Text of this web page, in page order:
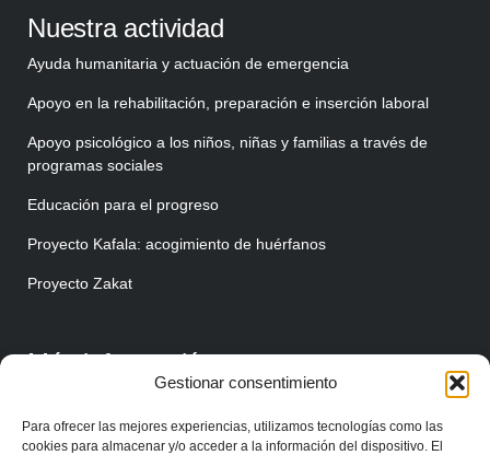
Gestionar consentimiento
Para ofrecer las mejores experiencias, utilizamos tecnologías como las
cookies para almacenar y/o acceder a la información del dispositivo. El
Nuestra actividad
Ayuda humanitaria y actuación de emergencia
Apoyo en la rehabilitación, preparación e inserción laboral
Apoyo psicológico a los niños, niñas y familias a través de
programas sociales
Educación para el progreso
Proyecto Kafala: acogimiento de huérfanos
Proyecto Zakat
Más información
Haz tu donación